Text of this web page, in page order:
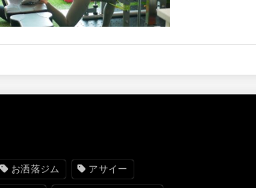
お洒落ジム アサイー